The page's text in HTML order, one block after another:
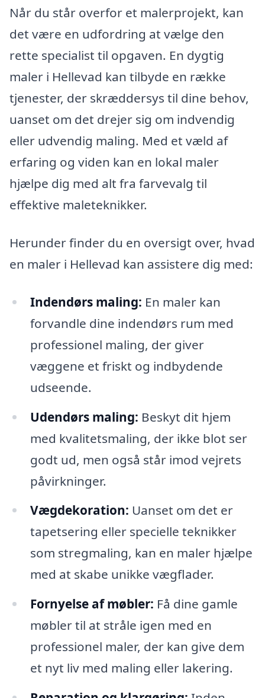
Når du står overfor et malerprojekt, kan
det være en udfordring at vælge den
rette specialist til opgaven. En dygtig
maler i Hellevad kan tilbyde en række
tjenester, der skræddersys til dine behov,
uanset om det drejer sig om indvendig
eller udvendig maling. Med et væld af
erfaring og viden kan en lokal maler
hjælpe dig med alt fra farvevalg til
effektive maleteknikker.
Herunder finder du en oversigt over, hvad
en maler i Hellevad kan assistere dig med:
Indendørs maling: En maler kan
forvandle dine indendørs rum med
professionel maling, der giver
væggene et friskt og indbydende
udseende.
Udendørs maling: Beskyt dit hjem
med kvalitetsmaling, der ikke blot ser
godt ud, men også står imod vejrets
påvirkninger.
Vægdekoration: Uanset om det er
tapetsering eller specielle teknikker
som stregmaling, kan en maler hjælpe
med at skabe unikke vægflader.
Fornyelse af møbler: Få dine gamle
møbler til at stråle igen med en
professionel maler, der kan give dem
et nyt liv med maling eller lakering.